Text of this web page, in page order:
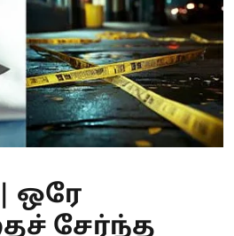
ஒரே
சேர்ந்த